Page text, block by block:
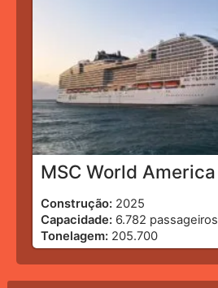
MSC World America
Construção: 2025
Capacidade: 6.782 passageiros
Tonelagem: 205.700